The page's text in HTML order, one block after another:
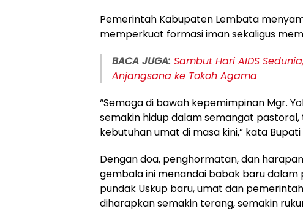
Pemerintah Kabupaten Lembata
memperkuat formasi iman sekaligus
BACA JUGA: Sambut Hari AIDS
Anjangsana ke Tokoh Agama
“Semoga di bawah kepemimpinan Mgr.
semakin hidup dalam semangat
kebutuhan umat di masa kini,” kata Bupati
Dengan doa, penghormatan, dan
gembala ini menandai babak baru dalam
pundak Uskup baru, umat dan
diharapkan semakin terang, semakin